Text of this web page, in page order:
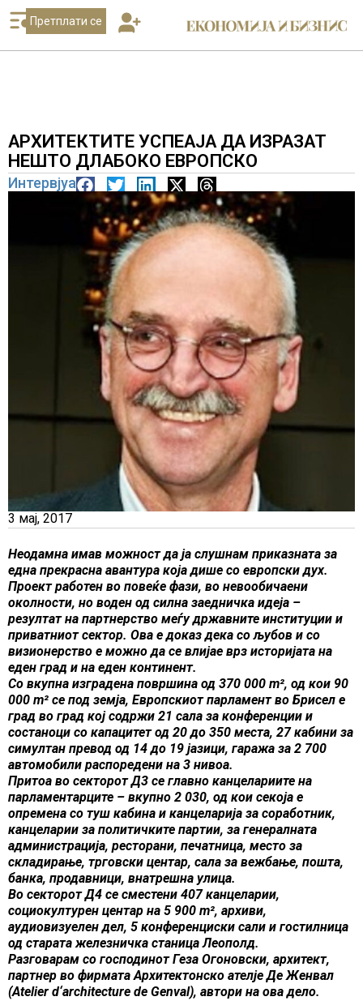
Претплати се
АРХИТЕКТИТЕ УСПЕАЈА ДА ИЗРАЗАТ
НЕШТО ДЛАБОКО ЕВРОПСКО
Интервјуа
3 мај, 2017
Неодамна имав можност да ја слушнам приказната за
една прекрасна авантура која дише со европски дух.
Проект работен во повеќе фази, во невообичаени
околности, но воден од силна заедничка идеја –
резултат на партнерство меѓу државните институции и
приватниот сектор. Oва е доказ дека со љубов и со
визионерство e можно да се влијае врз историјата на
еден град и на еден континент.
Со вкупна изградена површина од 370 000 m², од кои 90
000 m² се под земја, Европскиот парламент во Брисел е
град во град кој содржи 21 сала за конференции и
состаноци со капацитет од 20 до 350 места, 27 кабини за
симултан превод од 14 до 19 јазици, гаража за 2 700
автомобили распоредени на 3 нивоа.
Притоа во секторот Д3 се главно канцелариите на
парламентарците – вкупно 2 030, од кои секоја е
опремена со туш кабина и канцеларија за соработник,
канцеларии за политичките партии, за генералната
администрација, ресторани, печатница, место за
складирање, трговски центар, сала за вежбање, пошта,
банка, продавници, внатрешна улица.
Во секторот Д4 се сместени 407 канцеларии,
социокултурен центар на 5 900 m², архиви,
аудиовизуелен дел, 5 конференциски сали и гостилница
од старата железничка станица Леополд.
Разговарам со господинот Геза Огоновски, архитект,
партнер во фирмата Архитектонско ателје Де Женвал
(Аtelier d‘architecture de Genval), автори на ова дело.